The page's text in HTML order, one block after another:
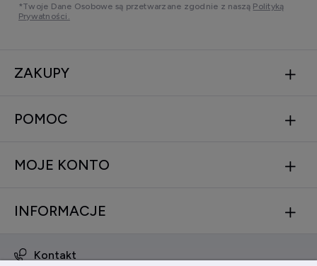
*Twoje Dane Osobowe są przetwarzane zgodnie z naszą Polityką
Prywatności.
ZAKUPY
POMOC
MOJE KONTO
INFORMACJE
Kontakt